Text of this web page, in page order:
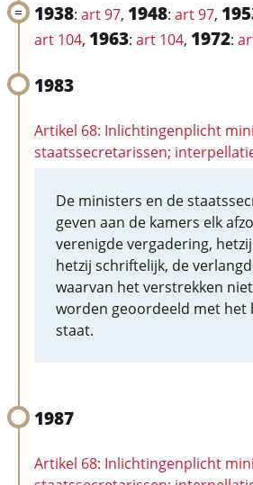
1938: art 97, 1948: art 97,
art 104, 1963: art 104, 1972:
1983
Artikel 68: Inlichtingenplicht
staatssecretarissen;
De ministers en de
geven aan de kamers elk
verenigde vergadering,
hetzij schriftelijk, de
waarvan het verstrekken
worden geoordeeld met het
staat.
1987
Artikel 68: Inlichtingenplicht